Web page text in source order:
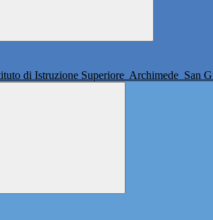
di Istruzione Superiore Archimede San